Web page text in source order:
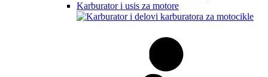
Karburator i usis za motore